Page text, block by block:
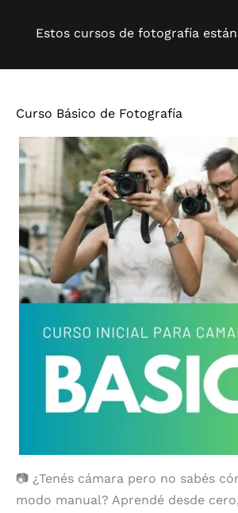
Estos cursos de fotografía
Curso Básico de Fotografía
📷 ¿Tenés cámara pero no sabés
modo manual? Aprendé desde